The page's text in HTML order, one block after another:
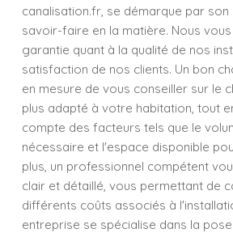
canalisation.fr, se démarque par
savoir-faire en la matière. Nous
garantie quant à la qualité de nos
satisfaction de nos clients. Un bon
en mesure de vous conseiller sur le
plus adapté à votre habitation, tout
compte des facteurs tels que le
nécessaire et l'espace disponible
plus, un professionnel compétent
clair et détaillé, vous permettant de
différents coûts associés à
entreprise se spécialise dans la